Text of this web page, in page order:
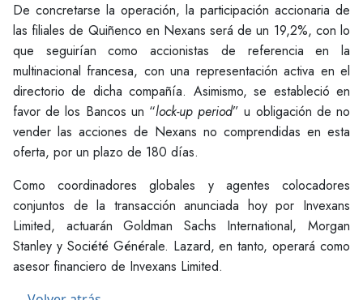
De concretarse la operación, la participación accionaria de
las filiales de Quiñenco en Nexans será de un 19,2%, con lo
que seguirían como accionistas de referencia en la
multinacional francesa, con una representación activa en el
directorio de dicha compañía. Asimismo, se estableció en
favor de los Bancos un “lock-up period” u obligación de no
vender las acciones de Nexans no comprendidas en esta
oferta, por un plazo de 180 días.
Como coordinadores globales y agentes colocadores
conjuntos de la transacción anunciada hoy por Invexans
Limited, actuarán Goldman Sachs International, Morgan
Stanley y Société Générale. Lazard, en tanto, operará como
asesor financiero de Invexans Limited.